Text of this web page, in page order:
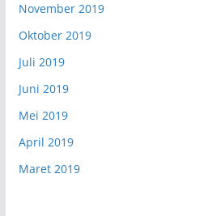
November 2019
Oktober 2019
Juli 2019
Juni 2019
Mei 2019
April 2019
Maret 2019